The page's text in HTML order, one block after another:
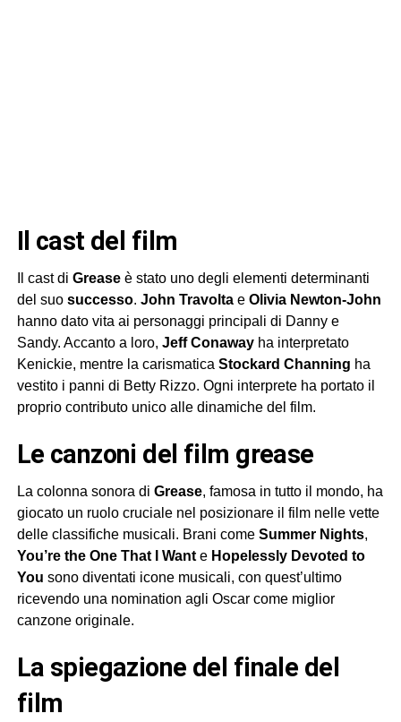
il cast del film
Il cast di Greaseè stato uno degli elementi determinanti
del suo successo. John Travoltae Olivia Newton-John
hanno dato vita ai personaggi principali di Danny e
Sandy. Accanto a loro, Jeff Conawayha interpretato
Kenickie, mentre la carismatica Stockard Channing ha
vestito i panni di Betty Rizzo. Ogni interprete ha portato il
proprio contributo unico alle dinamiche del film.
le canzoni del film grease
La colonna sonora di Grease, famosa in tutto il mondo, ha
giocato un ruolo cruciale nel posizionare il film nelle vette
delle classifiche musicali. Brani come Summer Nights,
You’re the One That I Wante Hopelessly Devoted to
You sono diventati icone musicali, con quest’ultimo
ricevendo una nomination agli Oscar come miglior
canzone originale.
la spiegazione del finale del
film